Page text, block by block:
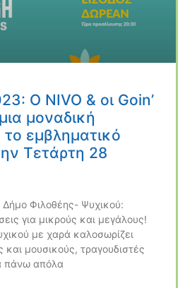
Ο NIVO & oι Goin’
μοναδική
εμβληματικό
Τετάρτη 28
Δήμο Φιλοθέης- Ψυχικού:
για μικρούς και μεγάλους!
με χαρά καλοσωρίζει
και μουσικούς, τραγουδιστές
πάνω απόλα